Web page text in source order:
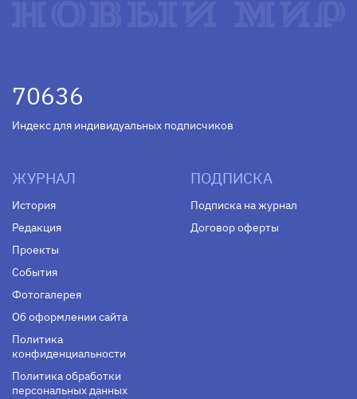
70636
Индекс для индивидуальных подписчиков
ЖУРНАЛ
История
Редакция
Проекты
События
Фотогалерея
Об оформлении сайта
Политика
конфиденциальности
Политика обработки
персональных данных
ПОДПИСКА
Подписка на журнал
Договор оферты